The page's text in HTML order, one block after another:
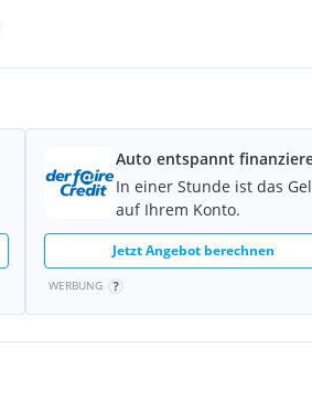
Auto entspannt
In einer Stunde ist das
auf Ihrem Konto.
Jetzt Angebot berechnen
WERBUNG